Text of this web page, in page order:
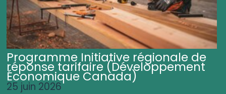
Programme Initiative régionale de
réponse tarifaire (Développement
Économique Canada)
25 juin 2026